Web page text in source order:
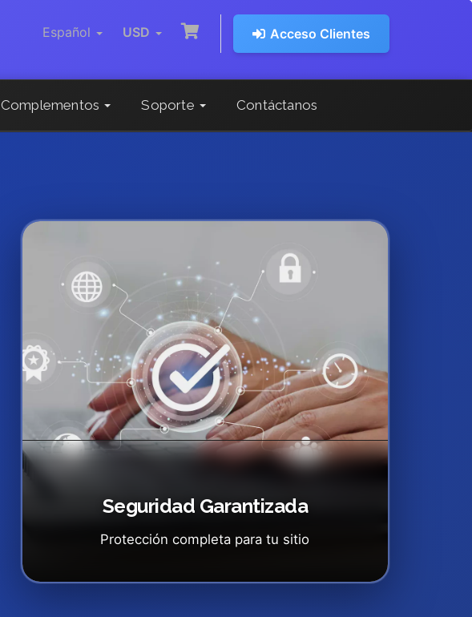
Español USD Acceso Clientes
Complementos Soporte Contáctanos
Seguridad Garantizada
Protección completa para tu sitio